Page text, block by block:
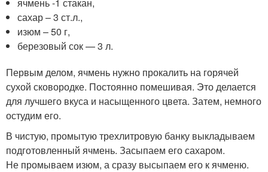
сахар – 3 ст.л.,
изюм – 50 г,
березовый сок — 3 л.
Первым делом, ячмень нужно прокалить на горячей
сухой сковородке. Постоянно помешивая. Это делается
для лучшего вкуса и насыщенного цвета. Затем, немного
остудим его.
В чистую, промытую трехлитровую банку выкладываем
подготовленный ячмень. Засыпаем его сахаром.
Не промываем изюм, а сразу высыпаем его к ячменю.